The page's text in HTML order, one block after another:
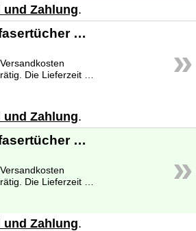
und Zahlung.
»
Vorwerk Microfasertücher parkett (4Stück) für Vorwerk Saugwischer SP 520, 530
Weitere Informationen zu den Lieferzeiten finden Sie unter
und Zahlung.
»
Vorwerk Microfasertücher soft (4Stück) für Vorwerk Saugwischer SP 520, 530
Weitere Informationen zu den Lieferzeiten finden Sie unter
und Zahlung.